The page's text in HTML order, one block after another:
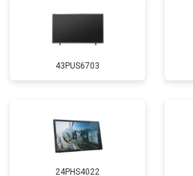
43PUS6703
24PHS4022